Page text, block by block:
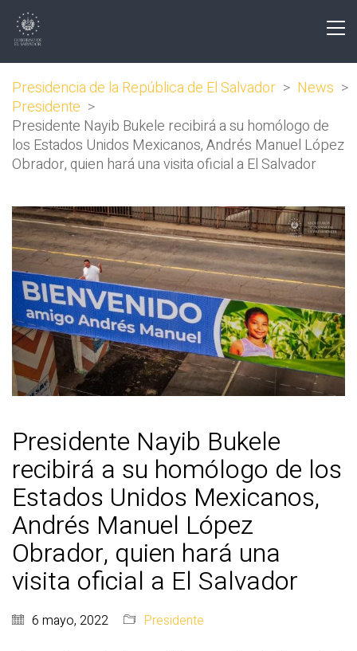
Presidencia de la República de El Salvador > News >
Presidente >
Presidente Nayib Bukele recibirá a su homólogo de
los Estados Unidos Mexicanos, Andrés Manuel López
Obrador, quien hará una visita oficial a El Salvador
Presidente Nayib Bukele
recibirá a su homólogo de los
Estados Unidos Mexicanos,
Andrés Manuel López
Obrador, quien hará una
visita oficial a El Salvador
6 mayo, 2022 Presidente